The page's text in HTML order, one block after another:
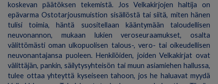
koskevan päätöksen tekemistä. Jos Velkakirjojen haltija on
epävarma Ostotarjousmuistion sisällöstä tai siitä, miten hänen
tulisi toimia, häntä suositellaan kääntymään taloudellisen
neuvonannon, mukaan lukien veroseuraamukset, osalta
välittömästi oman ulkopuolisen talous-, vero- tai oikeudellisen
neuvonantajansa puoleen. Henkilöiden, joiden Velkakirjat ovat
välittäjän, pankin, säilytysyhteisön tai muun asiamiehen hallussa,
tulee ottaa yhteyttä kyseiseen tahoon, jos he haluavat myydä